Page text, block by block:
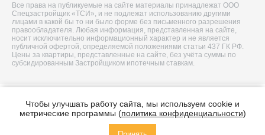
Все права на публикуемые на сайте материалы принадлежат ООО
Спецзастройщик «ТСИ», и не подлежат использованию другими
лицами в какой бы то ни было форме без письменного разрешения
правообладателя. Любая информация, представленная на сайте,
носит исключительно информационный характер и не является
публичной офертой, определяемой положениями статьи 437 ГК РФ.
Цены за квартиры, представленные на сайте, без учёта суммы по
субсидированным Застройщиком ипотечным ставкам.
Построено в
Чтобы улучшать работу сайта, мы используем cookie и
метрические программы (политика конфиденциальности)